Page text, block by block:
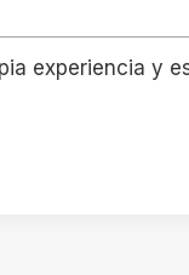
experiencia y